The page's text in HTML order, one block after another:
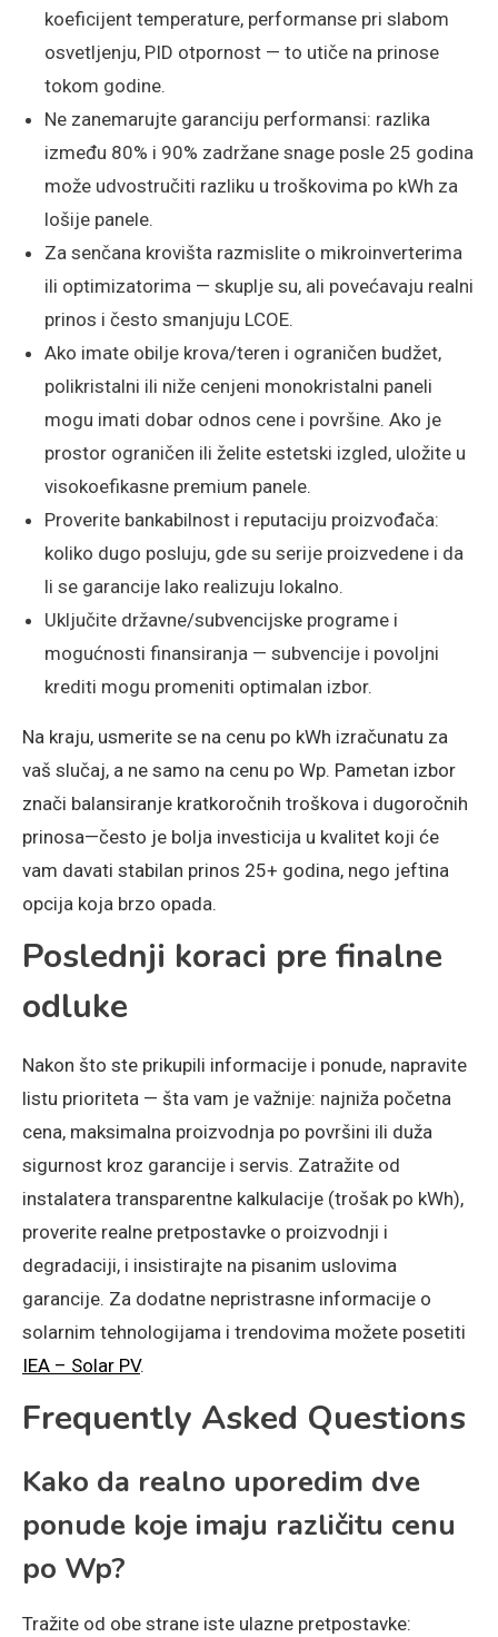
koeficijent temperature, performanse pri slabom
osvetljenju, PID otpornost — to utiče na prinose
tokom godine.
Ne zanemarujte garanciju performansi: razlika
između 80% i 90% zadržane snage posle 25 godina
može udvostručiti razliku u troškovima po kWh za
lošije panele.
Za senčana krovišta razmislite o mikroinverterima
ili optimizatorima — skuplje su, ali povećavaju realni
prinos i često smanjuju LCOE.
Ako imate obilje krova/teren i ograničen budžet,
polikristalni ili niže cenjeni monokristalni paneli
mogu imati dobar odnos cene i površine. Ako je
prostor ograničen ili želite estetski izgled, uložite u
visokoefikasne premium panele.
Proverite bankabilnost i reputaciju proizvođača:
koliko dugo posluju, gde su serije proizvedene i da
li se garancije lako realizuju lokalno.
Uključite državne/subvencijske programe i
mogućnosti finansiranja — subvencije i povoljni
krediti mogu promeniti optimalan izbor.
Na kraju, usmerite se na cenu po kWh izračunatu za
vaš slučaj, a ne samo na cenu po Wp. Pametan izbor
znači balansiranje kratkoročnih troškova i dugoročnih
prinosa—često je bolja investicija u kvalitet koji će
vam davati stabilan prinos 25+ godina, nego jeftina
opcija koja brzo opada.
Poslednji koraci pre finalne
odluke
Nakon što ste prikupili informacije i ponudе, napravite
listu prioriteta — šta vam je važnije: najniža početna
cena, maksimalna proizvodnja po površini ili duža
sigurnost kroz garancije i servis. Zatražite od
instalatera transparentne kalkulacije (trošak po kWh),
proverite realne pretpostavke o proizvodnji i
degradaciji, i insistirajte na pisanim uslovima
garancije. Za dodatne nepristrasne informacije o
solarnim tehnologijama i trendovima možete posetiti
IEA – Solar PV.
Frequently Asked Questions
Kako da realno uporedim dve
ponude koje imaju različitu cenu
po Wp?
Tražite od obe strane iste ulazne pretpostavke: